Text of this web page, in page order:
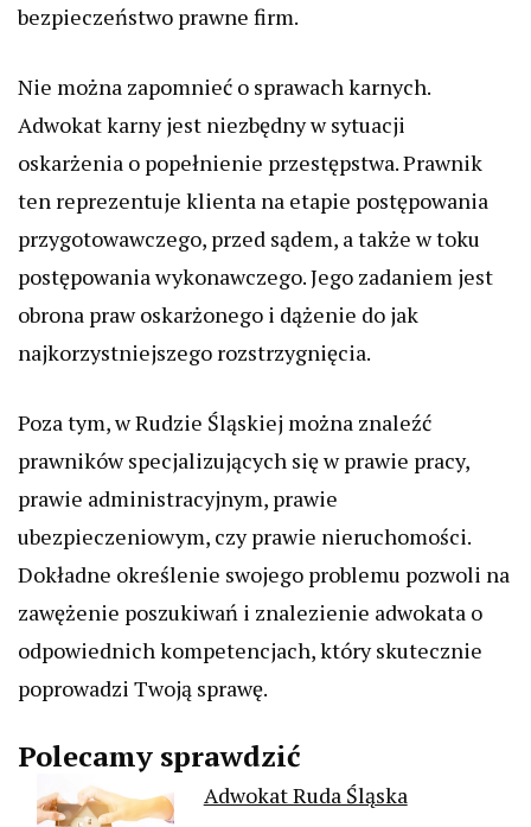
bezpieczeństwo prawne firm.
Nie można zapomnieć o sprawach karnych.
Adwokat karny jest niezbędny w sytuacji
oskarżenia o popełnienie przestępstwa. Prawnik
ten reprezentuje klienta na etapie postępowania
przygotowawczego, przed sądem, a także w toku
postępowania wykonawczego. Jego zadaniem jest
obrona praw oskarżonego i dążenie do jak
najkorzystniejszego rozstrzygnięcia.
Poza tym, w Rudzie Śląskiej można znaleźć
prawników specjalizujących się w prawie pracy,
prawie administracyjnym, prawie
ubezpieczeniowym, czy prawie nieruchomości.
Dokładne określenie swojego problemu pozwoli na
zawężenie poszukiwań i znalezienie adwokata o
odpowiednich kompetencjach, który skutecznie
poprowadzi Twoją sprawę.
Polecamy sprawdzić
Adwokat Ruda Śląska